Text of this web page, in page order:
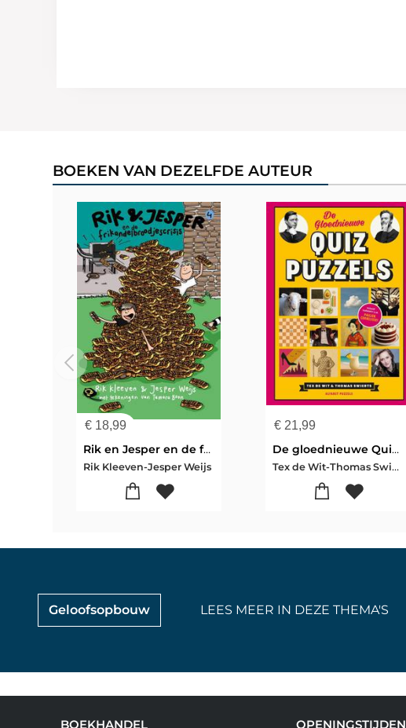
BOEKEN VAN DEZELFDE AUTEUR
€ 18,99
Rik en Jesper en de frikandelbroodjescrisis
Rik Kleeven-Jesper Weijs
€ 21,99
De gloednieuwe QuizPuzzels
Tex de Wit-Thomas Swierts
Geloofsopbouw LEES MEER IN DEZE THEMA'S
BOEKHANDEL OPENINGSTIJDEN